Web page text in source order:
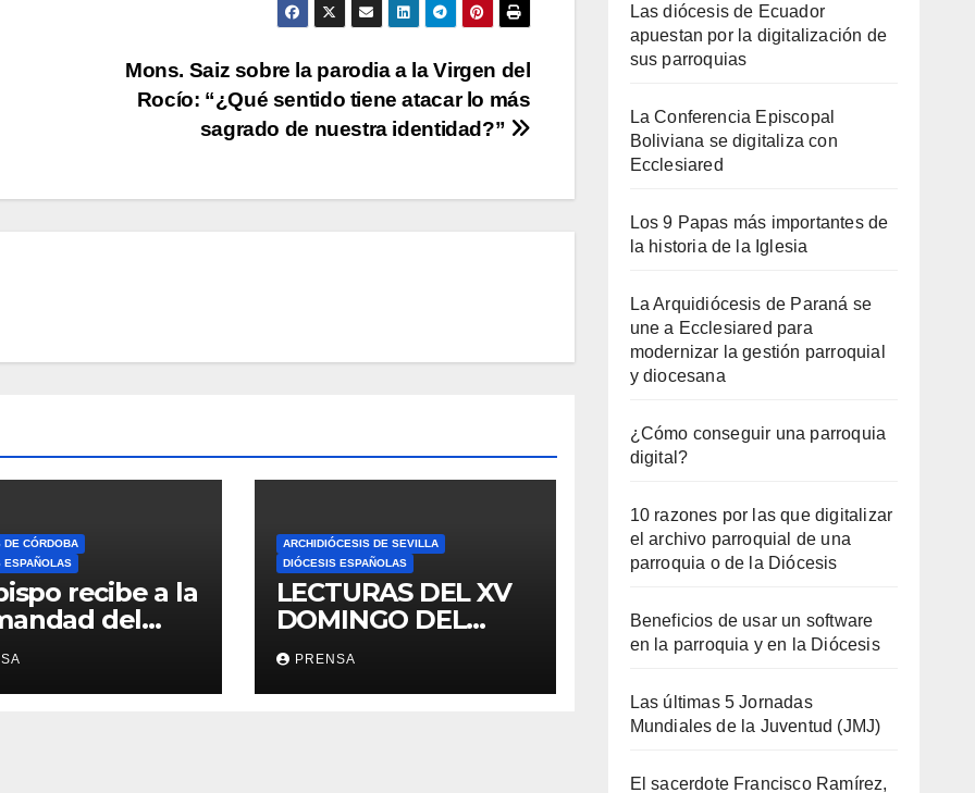
Mons. Saiz sobre la parodia a la Virgen del
Rocío: “¿Qué sentido tiene atacar lo más
sagrado de nuestra identidad?”
DE CÓRDOBA
ESPAÑOLAS
recibe a la
del
ARCHIDIÓCESIS DE SEVILLA
DIÓCESIS ESPAÑOLAS
LECTURAS DEL XV
DOMINGO DEL
TIEMPO
ORDINARIO (A)
PRENSA
Las diócesis de Ecuador
apuestan por la digitalización de
sus parroquias
La Conferencia Episcopal
Boliviana se digitaliza con
Ecclesiared
Los 9 Papas más importantes de
la historia de la Iglesia
La Arquidiócesis de Paraná se
une a Ecclesiared para
modernizar la gestión parroquial
y diocesana
¿Cómo conseguir una parroquia
digital?
10 razones por las que digitalizar
el archivo parroquial de una
parroquia o de la Diócesis
Beneficios de usar un software
en la parroquia y en la Diócesis
Las últimas 5 Jornadas
Mundiales de la Juventud (JMJ)
El sacerdote Francisco Ramírez,